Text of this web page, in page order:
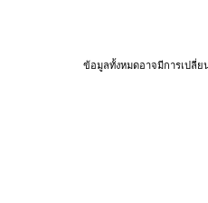
ข้อมูลทั้งหมดอาจมีการเปลี่ย